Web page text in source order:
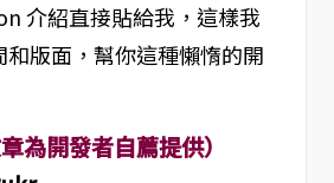
介紹直接貼給我，這樣我
版面，幫你這種懶惰的開
章為開發者自薦提供）